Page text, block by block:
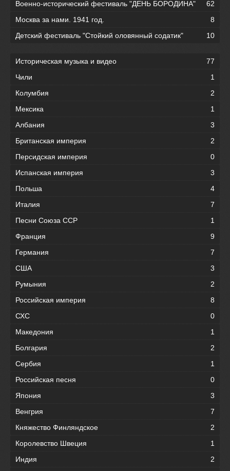
Военно-исторический фестиваль "ДЕНЬ БОРОДИНА"
62
Москва за нами. 1941 год.
8
Детский фестиваль "Стойкий оловянный содатик"
10
Историческая музыка и видео
77
Чили
1
Колумбия
2
Мексика
1
Албания
3
Британская империя
2
Персидская империя
0
Испанская империя
3
Польша
4
Италия
7
Песни Союза ССР
1
Франция
9
Германия
7
США
3
Румыния
2
Российская империя
8
СХС
0
Македония
1
Болгария
2
Сербия
1
Российская песня
0
Япония
3
Венгрия
7
Княжество Финляндское
2
Королевство Швеция
1
Индия
2